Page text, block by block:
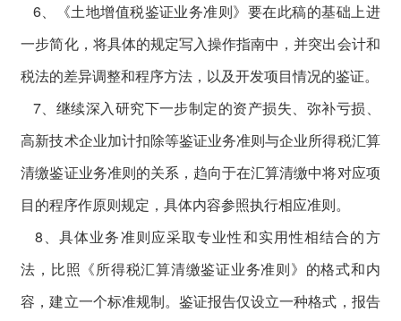
6、《土地增值税鉴证业务准则》要在此稿的基础上进
一步简化，将具体的规定写入操作指南中，并突出会计和
税法的差异调整和程序方法，以及开发项目情况的鉴证。
7、继续深入研究下一步制定的资产损失、弥补亏损、
高新技术企业加计扣除等鉴证业务准则与企业所得税汇算
清缴鉴证业务准则的关系，趋向于在汇算清缴中将对应项
目的程序作原则规定，具体内容参照执行相应准则。
8、具体业务准则应采取专业性和实用性相结合的方
法，比照《所得税汇算清缴鉴证业务准则》的格式和内
容，建立一个标准规制。鉴证报告仅设立一种格式，报告